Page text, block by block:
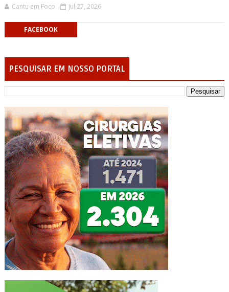
Cantu em Foco Jul 27, 2026
FACEBOOK
PESQUISAR EM NOSSO PORTAL